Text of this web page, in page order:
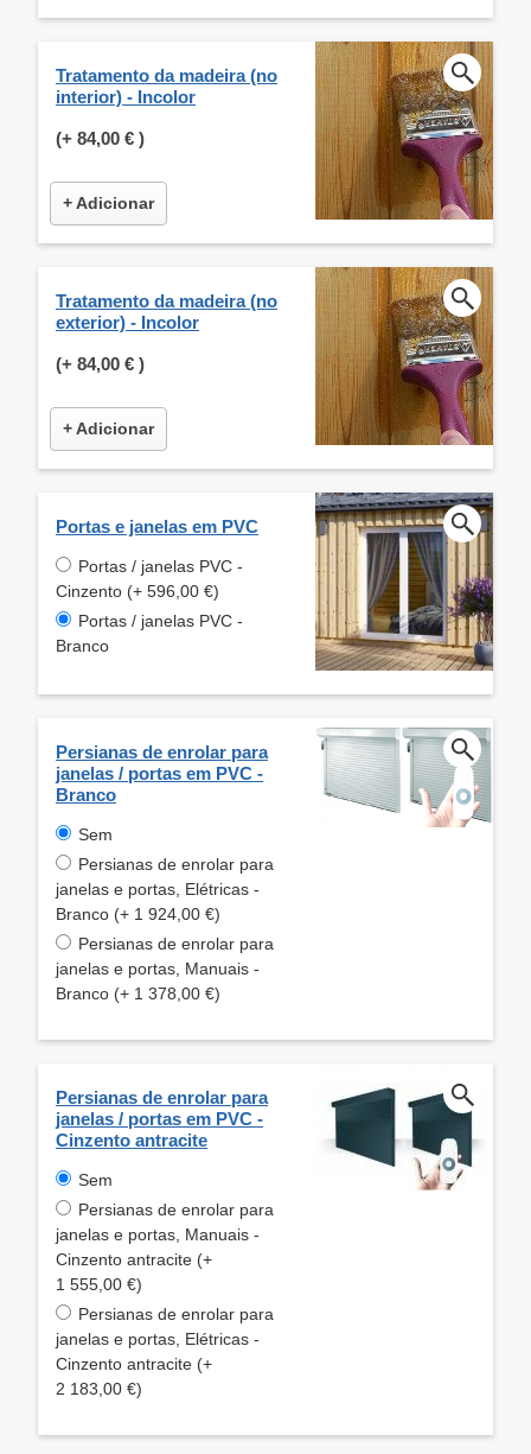
Tratamento da madeira (no
interior) - Incolor
(+ 84,00 € )
+ Adicionar
Tratamento da madeira (no
exterior) - Incolor
(+ 84,00 € )
+ Adicionar
Portas e janelas em PVC
Portas / janelas PVC -
Cinzento (+ 596,00 €)
Portas / janelas PVC -
Branco
Persianas de enrolar para
janelas / portas em PVC -
Branco
Sem
Persianas de enrolar para
janelas e portas, Elétricas -
Branco (+ 1 924,00 €)
Persianas de enrolar para
janelas e portas, Manuais -
Branco (+ 1 378,00 €)
Persianas de enrolar para
janelas / portas em PVC -
Cinzento antracite
Sem
Persianas de enrolar para
janelas e portas, Manuais -
Cinzento antracite (+
1 555,00 €)
Persianas de enrolar para
janelas e portas, Elétricas -
Cinzento antracite (+
2 183,00 €)